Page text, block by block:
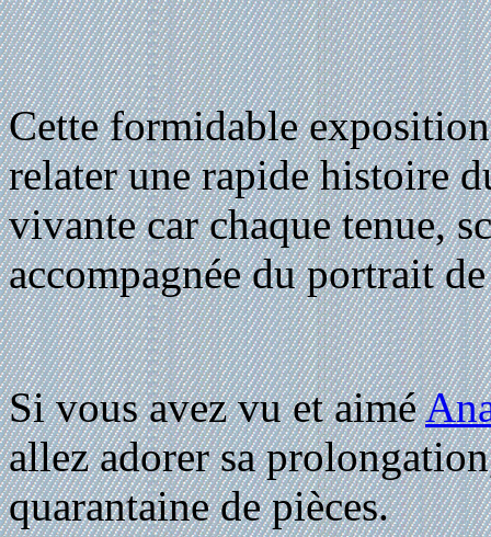
Cette formidable
relater une rapide histoire
vivante car chaque tenue,
accompagnée du portrait
Si vous avez vu et aimé
allez adorer sa
quarantaine de pièces.